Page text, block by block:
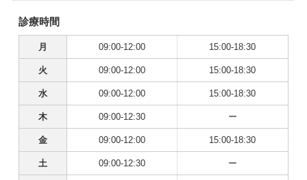
診療時間
月 09:00-12:00 15:00-18:30
火 09:00-12:00 15:00-18:30
水 09:00-12:00 15:00-18:30
木 09:00-12:30 ー
金 09:00-12:00 15:00-18:30
土 09:00-12:30 ー